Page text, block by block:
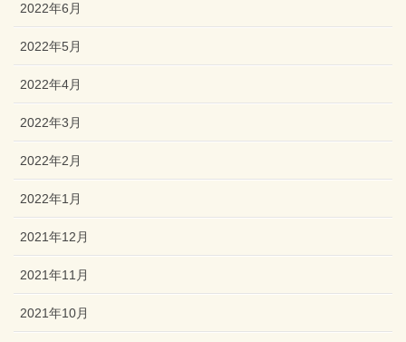
2022年6月
2022年5月
2022年4月
2022年3月
2022年2月
2022年1月
2021年12月
2021年11月
2021年10月